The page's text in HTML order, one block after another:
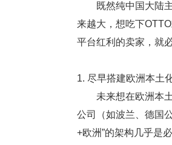
既然纯中国大陆主
来越大，想吃下
平台红利的卖家，就
1. 尽早搭建欧洲本土
未来想在欧洲本土
公司（如波兰、德国
+欧洲”的架构 几乎是